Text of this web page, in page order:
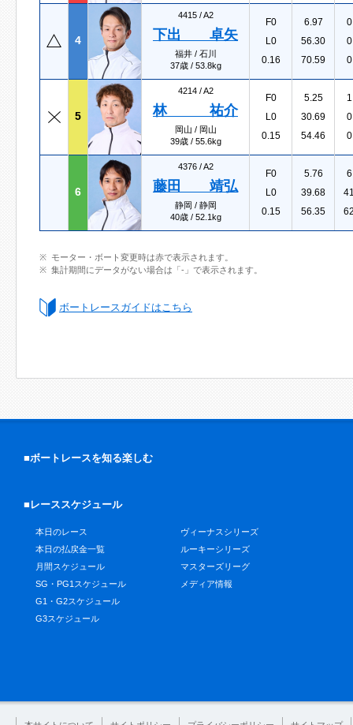
4
4415 /A2
下出 卓矢
福井 / 石川
37歳 / 53.8kg
F0
L0
0.16
6.97
56.30
70.59
5
4214 /A2
林 祐介
岡山 / 岡山
39歳 / 55.6kg
F0
L0
0.15
5.25
30.69
54.46
6
4376 /A2
藤田 靖弘
静岡 / 静岡
40歳 / 52.1kg
F0
L0
0.15
5.76
39.68
56.35
モーター・ボート変更時は赤で表示されます。
集計期間にデータがない場合は「-」で表示されます。
ボートレースガイドはこちら
■ボートレースを知る楽しむ
■レーススケジュール
本日のレース
本日の払戻金一覧
月間スケジュール
SG・PG1スケジュール
G1・G2スケジュール
G3スケジュール
ヴィーナスシリーズ
ルーキーシリーズ
マスターズリーグ
メディア情報